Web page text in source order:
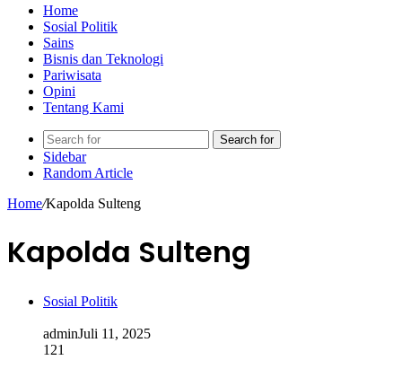
Home
Sosial Politik
Sains
Bisnis dan Teknologi
Pariwisata
Opini
Tentang Kami
Search for
Sidebar
Random Article
Home/Kapolda Sulteng
Kapolda Sulteng
Sosial Politik
adminJuli 11, 2025
121